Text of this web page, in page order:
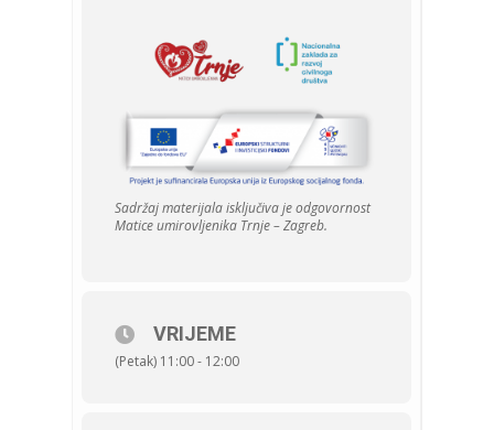
Sadržaj materijala isključiva je odgovornost
Matice umirovljenika Trnje – Zagreb.
VRIJEME
(Petak) 11:00 - 12:00